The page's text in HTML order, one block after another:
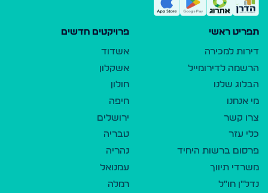
תפריט ראשי
דירות למכירה
הרשמה לדירומייל
הבלוג שלנו
מי אנחנו
צרו קשר
כלי עזר
פרסום ברשות היחיד
משרדי תיווך
נדל"ן חו"ל
פרויקטים חדשים
אשדוד
אשקלון
חולון
חיפה
ירושלים
טבריה
נהריה
עמנואל
רמלה